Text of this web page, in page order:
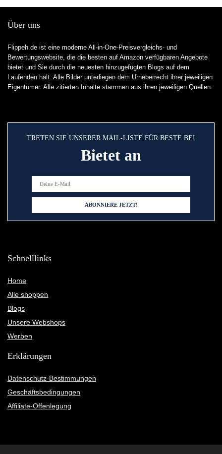
Über uns
Flippeh.de ist eine moderne All-in-One-Preisvergleichs- und
Bewertungswebsite, die die besten auf Amazon verfügbaren Angebote
bietet und Sie durch die neuesten hinzugefügten Blogs auf dem
Laufenden hält. Alle Bilder unterliegen dem Urheberrecht ihrer jeweiligen
Eigentümer. Alle zitierten Inhalte stammen aus ihren jeweiligen Quellen.
TRETEN SIE UNSERER MAIL-LISTE FÜR BESTE BEI
Bietet an
Schnelllinks
Home
Alle shoppen
Blogs
Unsere Webshops
Werben
Erklärungen
Datenschutz-Bestimmungen
Geschäftsbedingungen
Affiliate-Offenlegung